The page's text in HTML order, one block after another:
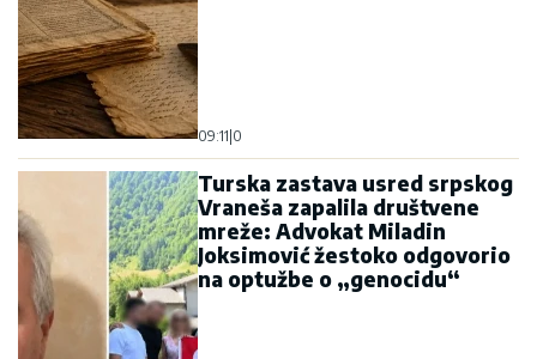
09:11|0
Turska zastava usred srpskog
Vraneša zapalila društvene
mreže: Advokat Miladin
Joksimović žestoko odgovorio
na optužbe o „genocidu“